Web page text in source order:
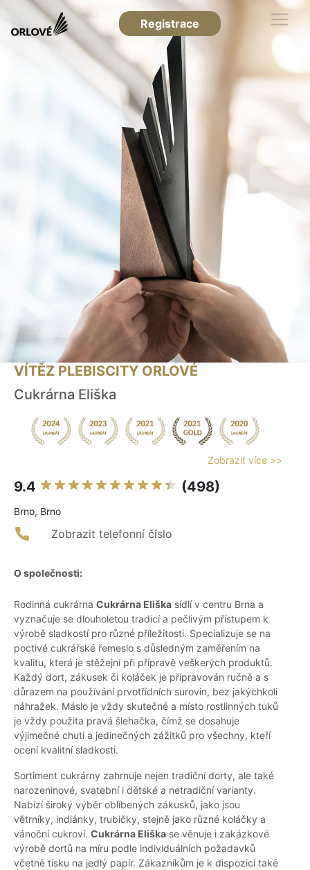
Registrace
VÍTĚZ PLEBISCITY ORLOVÉ
Cukrárna Eliška
Zobrazit více >>
9.4 (498)
Brno, Brno
Zobrazit telefonní číslo
O společnosti:
Rodinná cukrárna Cukrárna Eliška sídlí v centru Brna a
vyznačuje se dlouholetou tradicí a pečlivým přístupem k
výrobě sladkostí pro různé příležitosti. Specializuje se na
poctivé cukrářské řemeslo s důsledným zaměřením na
kvalitu, která je stěžejní při přípravě veškerých produktů.
Každý dort, zákusek či koláček je připravován ručně a s
důrazem na používání prvotřídních surovin, bez jakýchkoli
náhražek. Máslo je vždy skutečné a místo rostlinných tuků
je vždy použita pravá šlehačka, čímž se dosahuje
výjimečné chuti a jedinečných zážitků pro všechny, kteří
ocení kvalitní sladkosti.
Sortiment cukrárny zahrnuje nejen tradiční dorty, ale také
narozeninové, svatební i dětské a netradiční varianty.
Nabízí široký výběr oblíbených zákusků, jako jsou
větrníky, indiánky, trubičky, stejně jako různé koláčky a
vánoční cukroví. Cukrárna Eliška se věnuje i zakázkové
výrobě dortů na míru podle individuálních požadavků
včetně tisku na jedlý papír. Zákazníkům je k dispozici také